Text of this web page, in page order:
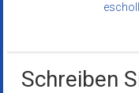
Schreiben